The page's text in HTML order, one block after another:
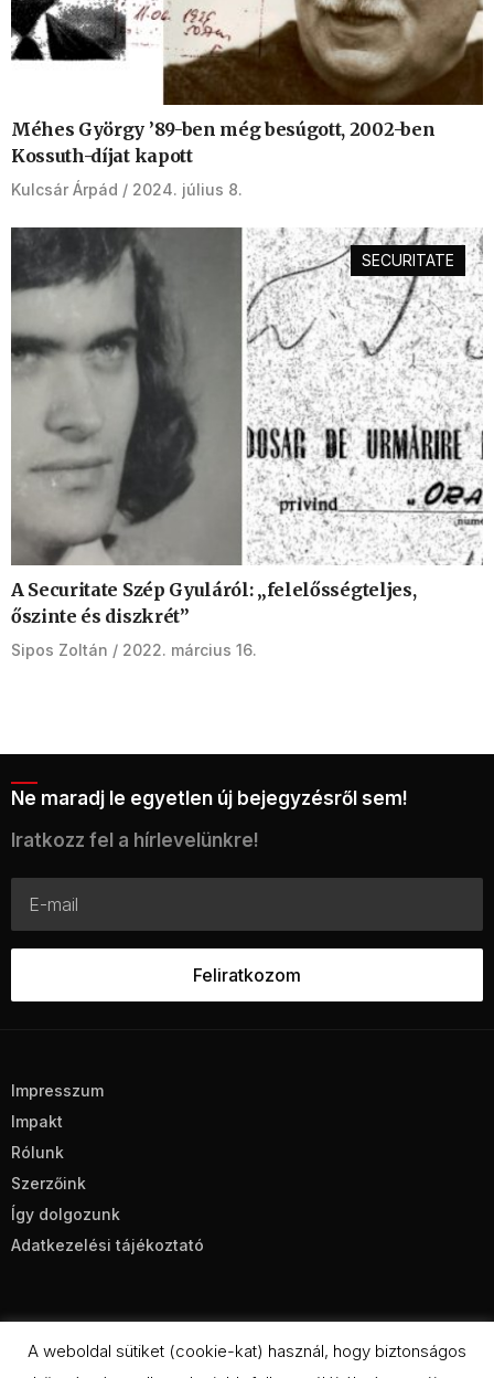
Méhes György ’89-ben még besúgott, 2002-ben
Kossuth-díjat kapott
Kulcsár Árpád 2024. július 8.
SECURITATE
A Securitate Szép Gyuláról: „felelősségteljes,
őszinte és diszkrét”
Sipos Zoltán 2022. március 16.
Ne maradj le egyetlen új bejegyzésről sem!
Iratkozz fel a hírlevelünkre!
Impresszum
Impakt
Rólunk
Szerzőink
Így dolgozunk
Adatkezelési tájékoztató
A weboldal sütiket (cookie-kat) használ, hogy biztonságos